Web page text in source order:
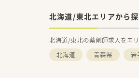
北海道/東北エリアから
北海道/東北の薬剤師求人をエ
北海道
青森県 岩